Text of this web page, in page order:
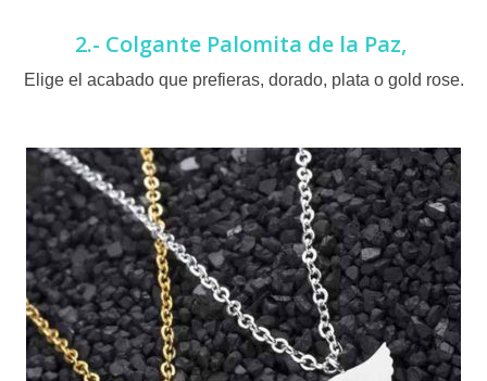
2.- Colgante Palomita de la Paz,
Elige el acabado que prefieras, dorado, plata o gold rose.